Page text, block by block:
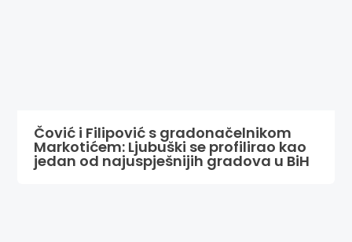
Čović i Filipović s gradonačelnikom
Markotićem: Ljubuški se profilirao kao
jedan od najuspješnijih gradova u BiH